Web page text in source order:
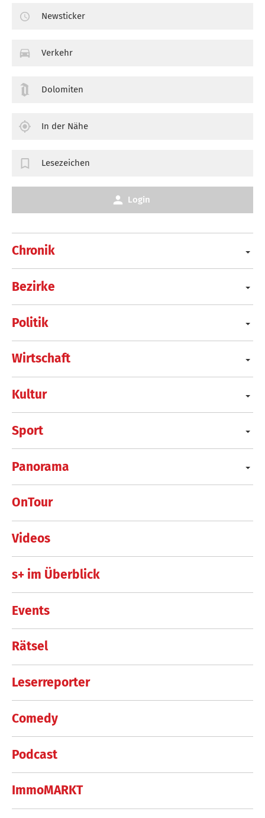
Chronik
Bezirke
Politik
Wirtschaft
Kultur
Sport
Panorama
OnTour
Videos
s+ im Überblick
Events
Rätsel
Leserreporter
Comedy
Podcast
ImmoMARKT
Newsticker
Verkehr
Dolomiten
In der Nähe
Lesezeichen
Login